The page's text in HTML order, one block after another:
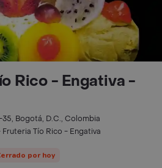
Rico - Engativa -
Bogotá, D.C., Colombia
Tío Rico - Engativa
por hoy